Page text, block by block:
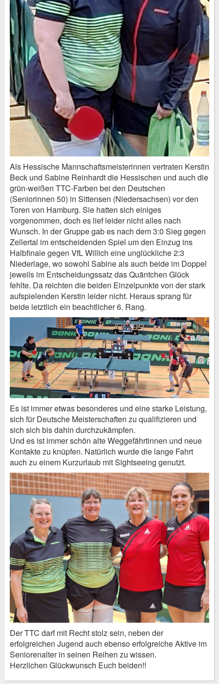
Als Hessische Mannschaftsmeisterinnen vertraten Kerstin
Beck und Sabine Reinhardt die Hessischen und auch die
grün-weißen TTC-Farben bei den Deutschen
(Seniorinnen 50) in Sittensen (Niedersachsen) vor den
Toren von Hamburg. Sie hatten sich einiges
vorgenommen, doch es lief leider nicht alles nach
Wunsch. In der Gruppe gab es nach dem 3:0 Sieg gegen
Zellertal im entscheidenden Spiel um den Einzug ins
Halbfinale gegen VfL Willich eine unglückliche 2:3
Niederlage, wo sowohl Sabine als auch beide im Doppel
jeweils im Entscheidungssatz das Quäntchen Glück
fehlte. Da reichten die beiden Einzelpunkte von der stark
aufspielenden Kerstin leider nicht. Heraus sprang für
beide letztlich ein beachtlicher 6. Rang.
Es ist immer etwas besonderes und eine starke Leistung,
sich für Deutsche Meisterschaften zu qualifizieren und
sich sich bis dahin durchzukämpfen.
Und es ist immer schön alte Weggefährtinnen und neue
Kontakte zu knüpfen. Natürlich wurde die lange Fahrt
auch zu einem Kurzurlaub mit Sightseeing genutzt.
Der TTC darf mit Recht stolz sein, neben der
erfolgreichen Jugend auch ebenso erfolgreiche Aktive im
Seniorenalter in seinen Reihen zu wissen.
Herzlichen Glückwunsch Euch beiden!!